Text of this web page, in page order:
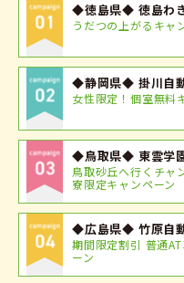
◆徳島県◆ 徳島わ
うだつの上がるキャ
◆静岡県◆ 掛川自
女性限定！個室無料
◆鳥取県◆ 東雲学
鳥取砂丘へ行くチ
寮限定キャンペーン
◆広島県◆ 竹原自
期間限定割引 普通
ーン